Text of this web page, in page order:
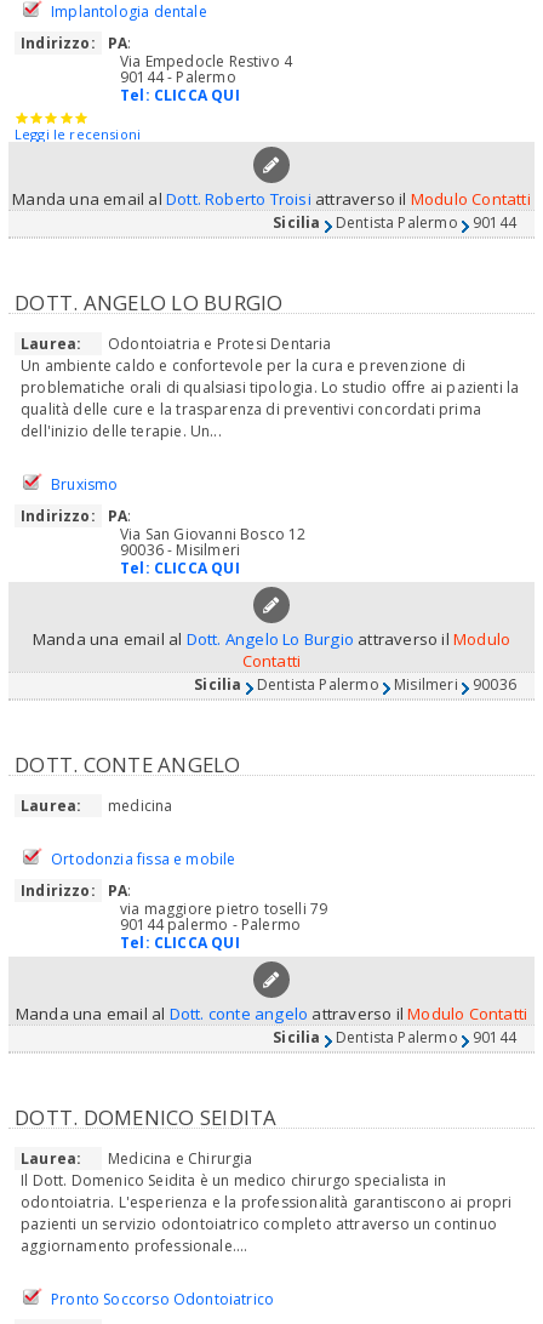
Implantologia dentale
Indirizzo:
PA:
Via Empedocle Restivo 4
90144 - Palermo
Tel: CLICCA QUI
Leggi le recensioni
Manda una email al Dott. Roberto Troisi attraverso il Modulo Contatti
Sicilia Dentista Palermo 90144
DOTT. ANGELO LO BURGIO
Laurea:
Odontoiatria e Protesi Dentaria
Un ambiente caldo e confortevole per la cura e prevenzione di
problematiche orali di qualsiasi tipologia. Lo studio offre ai pazienti la
qualità delle cure e la trasparenza di preventivi concordati prima
dell'inizio delle terapie. Un...
Bruxismo
Indirizzo:
PA:
Via San Giovanni Bosco 12
90036 - Misilmeri
Tel: CLICCA QUI
Manda una email al Dott. Angelo Lo Burgio attraverso il Modulo
Contatti
Sicilia Dentista Palermo Misilmeri 90036
DOTT. CONTE ANGELO
Laurea: medicina
Ortodonzia fissa e mobile
Indirizzo:
PA:
via maggiore pietro toselli 79
90144 palermo - Palermo
Tel: CLICCA QUI
Manda una email al Dott. conte angelo attraverso ilModulo Contatti
Sicilia Dentista Palermo 90144
DOTT. DOMENICO SEIDITA
Laurea:
Medicina e Chirurgia
Il Dott. Domenico Seidita è un medico chirurgo specialista in
odontoiatria. L'esperienza e la professionalità garantiscono ai propri
pazienti un servizio odontoiatrico completo attraverso un continuo
aggiornamento professionale....
Pronto Soccorso Odontoiatrico